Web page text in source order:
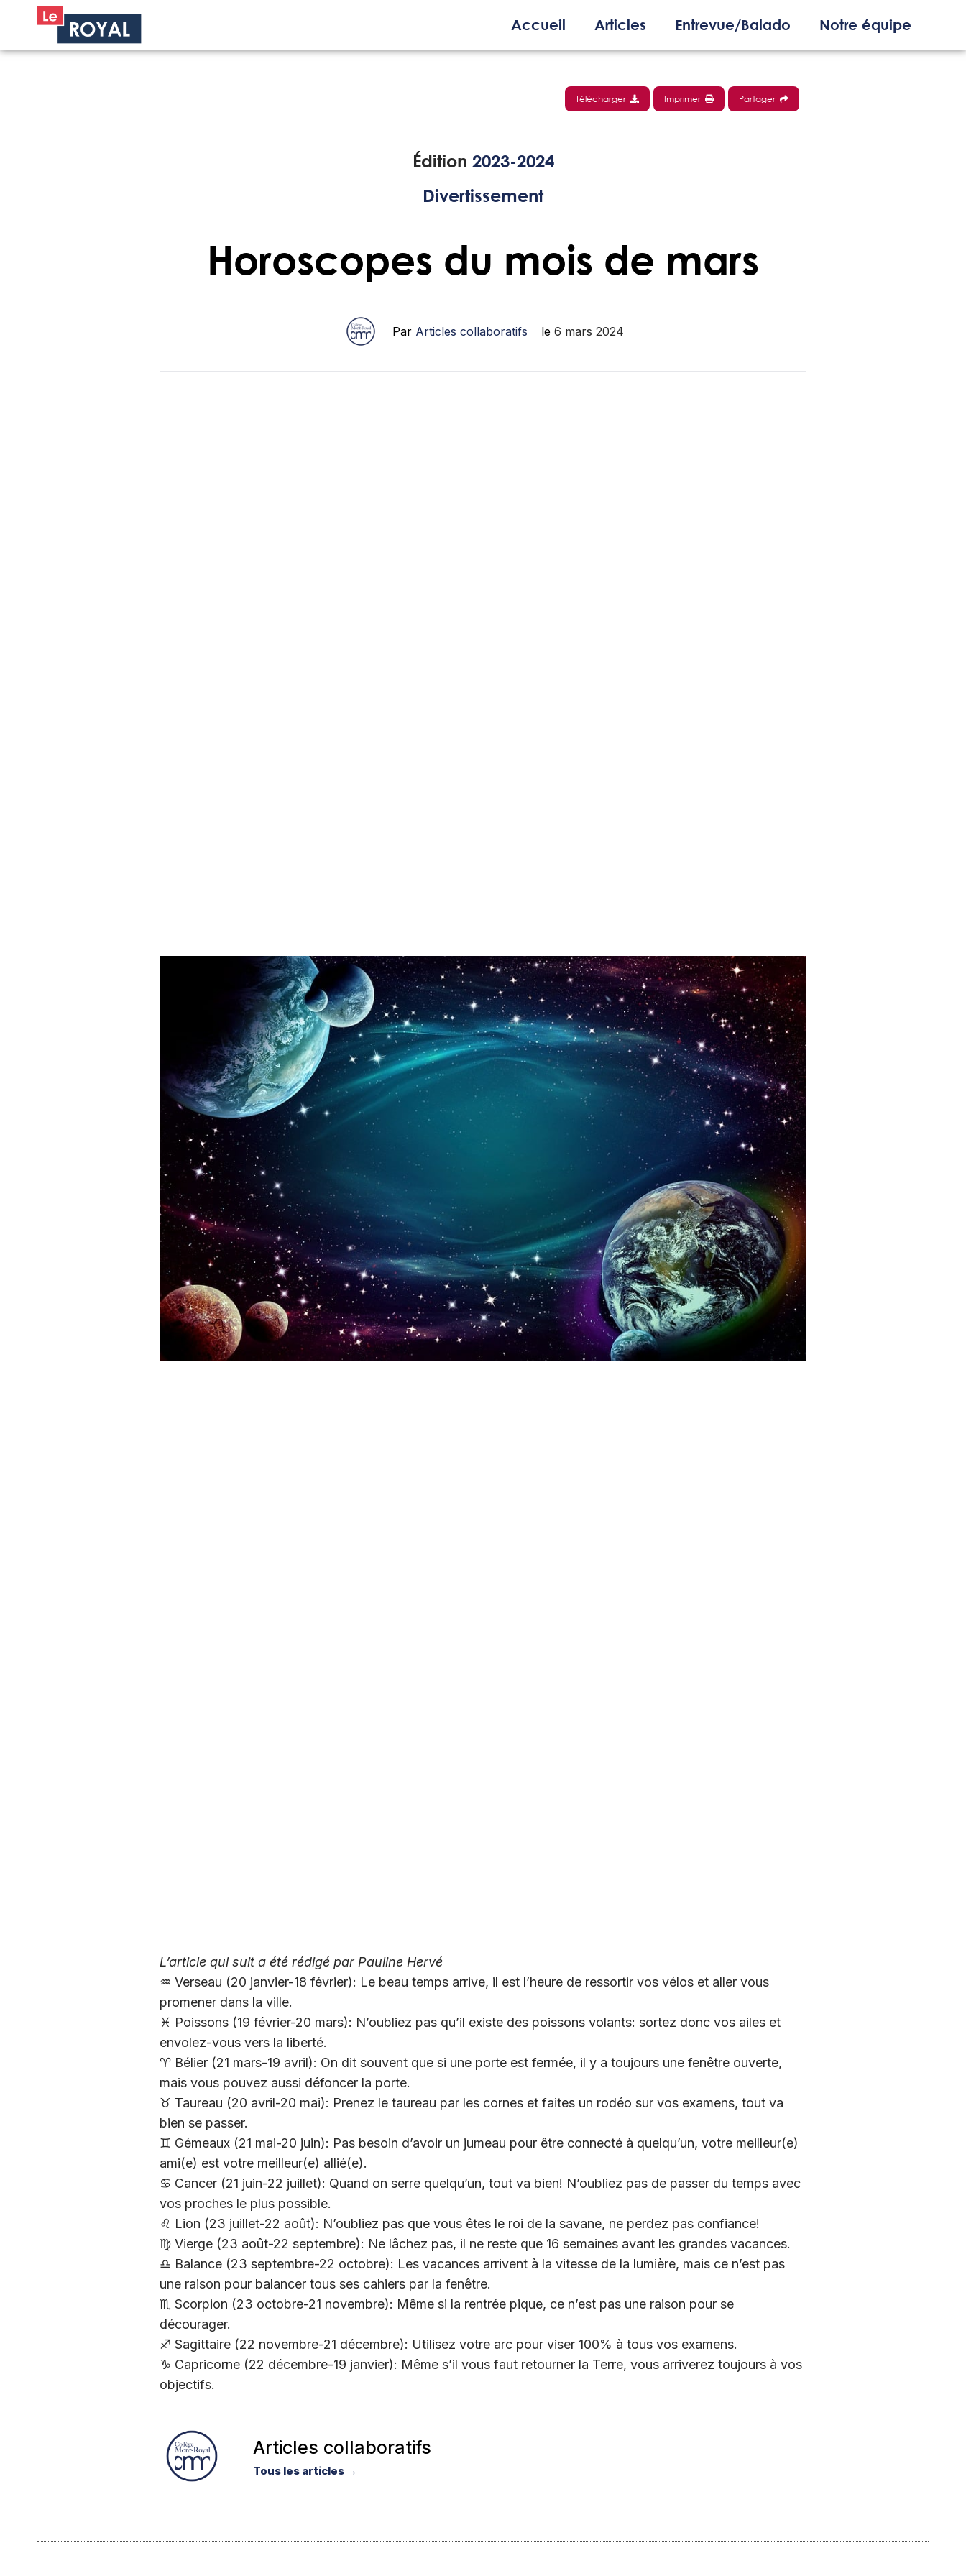
Accueil Articles Entrevue/Balado Notre équipe
Télécharger Imprimer Partager
Édition 2023-2024
Divertissement
Horoscopes du mois de mars
ParArticles collaboratifs le 6 mars 2024
L’article qui suit a été rédigé par Pauline Hervé
♒️ Verseau (20 janvier-18 février): Le beau temps arrive, il est l’heure de ressortir vos vélos et aller vous
promener dans la ville.
♓️ Poissons (19 février-20 mars): N’oubliez pas qu’il existe des poissons volants: sortez donc vos ailes et
envolez-vous vers la liberté.
♈️ Bélier (21 mars-19 avril): On dit souvent que si une porte est fermée, il y a toujours une fenêtre ouverte,
mais vous pouvez aussi défoncer la porte.
♉️ Taureau (20 avril-20 mai): Prenez le taureau par les cornes et faites un rodéo sur vos examens, tout va
bien se passer.
♊️ Gémeaux (21 mai-20 juin): Pas besoin d’avoir un jumeau pour être connecté à quelqu’un, votre meilleur(e)
ami(e) est votre meilleur(e) allié(e).
♋️ Cancer (21 juin-22 juillet): Quand on serre quelqu’un, tout va bien! N’oubliez pas de passer du temps avec
vos proches le plus possible.
♌️ Lion (23 juillet-22 août): N’oubliez pas que vous êtes le roi de la savane, ne perdez pas confiance!
♍️ Vierge (23 août-22 septembre): Ne lâchez pas, il ne reste que 16 semaines avant les grandes vacances.
♎️ Balance (23 septembre-22 octobre): Les vacances arrivent à la vitesse de la lumière, mais ce n’est pas
une raison pour balancer tous ses cahiers par la fenêtre.
♏️ Scorpion (23 octobre-21 novembre): Même si la rentrée pique, ce n’est pas une raison pour se
décourager.
♐️ Sagittaire (22 novembre-21 décembre): Utilisez votre arc pour viser 100% à tous vos examens.
♑️ Capricorne (22 décembre-19 janvier): Même s’il vous faut retourner la Terre, vous arriverez toujours à vos
objectifs.
Articles collaboratifs
Tous les articles →